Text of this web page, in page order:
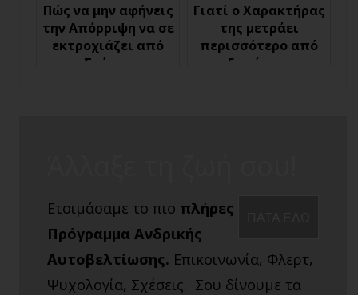
Πώς να μην αφήνεις
την Απόρριψη να σε
εκτροχιάζει από
τους Στόχους σου
Γιατί ο Χαρακτήρας
της μετράει
περισσότερο από
την Εμφάνιση της
Ετοιμάσαμε το πιο πλήρες
Πρόγραμμα Ανδρικής
Αυτοβελτίωσης. Επικοινωνία, Φλερτ,
Ψυχολογία, Σχέσεις. Σου δίνουμε τα